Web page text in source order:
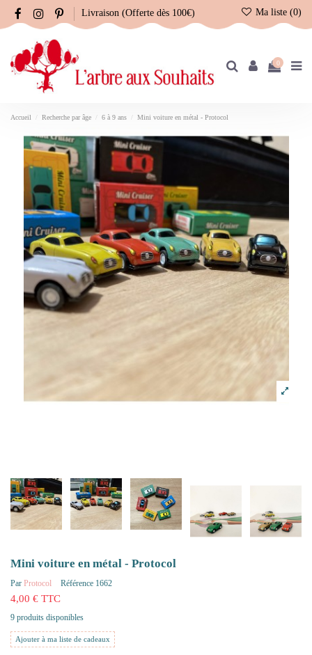
Livraison (Offerte dès 100€) Ma liste (0)
0
Accueil Recherche par âge 6 à 9 ans Mini voiture en métal - Protocol
Mini voiture en métal - Protocol
Par Protocol Référence 1662
4,00 € TTC
9 produits disponibles
Ajouter à ma liste de cadeaux